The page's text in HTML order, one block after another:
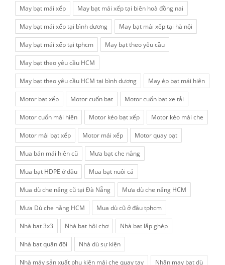
May bạt mái xếp May bạt mái xếp tại biên hoà đồng nai
May bạt mái xếp tại bình dương May bạt mái xếp tại hà nội
May bạt mái xếp tại tphcm May bạt theo yêu cầu
May bạt theo yêu cầu HCM
May bạt theo yêu cầu HCM tại bình dương May ép bạt mái hiên
Motor bạt xếp Motor cuốn bạt Motor cuốn bạt xe tải
Motor cuốn mái hiên Motor kéo bạt xếp Motor kéo mái che
Motor mái bạt xếp Motor mái xếp Motor quay bạt
Mua bán mái hiên cũ Mưa bạt che nắng
Mua bạt HDPE ở đâu Mua bạt nuôi cá
Mua dù che nắng cũ tại Đà Nẵng Mưa dù che nắng HCM
Mưa Dù che nắng HCM Mua dù cũ ở đâu tphcm
Nhà bạt 3x3 Nhà bạt hội chợ Nhà bạt lắp ghép
Nhà bạt quân đội Nhà dù sự kiện
Nhà máy sản xuất phụ kiện mái che quay tay Nhận may bạt dù